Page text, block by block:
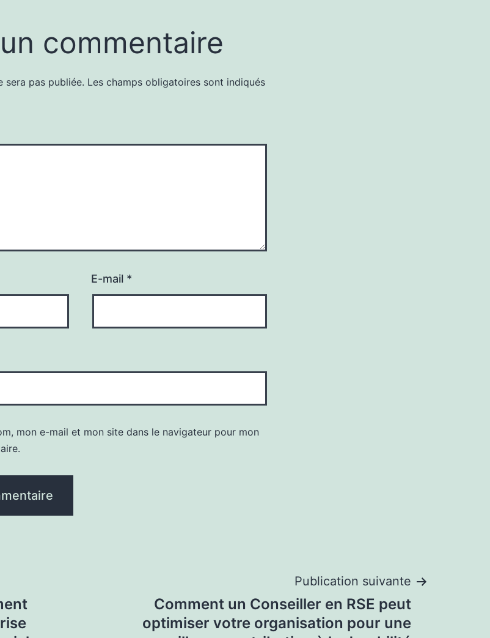
commentaire
sera pas publiée. Les champs obligatoires sont indiqués
E-mail *
mon e-mail et mon site dans le navigateur pour mon
Publication suivante
Comment un Conseiller en RSE peut
optimiser votre organisation pour une